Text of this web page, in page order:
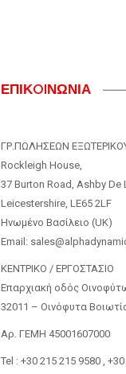
ΕΠΙΚOIΝΩΝΙΑ
ΓΡ.ΠΩΛΗΣΕΩΝ
Rockleigh House,
37 Burton Road, Ashby De
Leicestershire, LE65 2LF
Ηνωμένο Βασίλειο (UK)
Email:
KENTΡIKO / ΕΡΓΟΣΤΑΣΙΟ
Επαρχιακή οδός
32011 – Οινόφυτα
Αρ. ΓΕΜΗ 45001607000
Tel : +30 215 215 9580 ,